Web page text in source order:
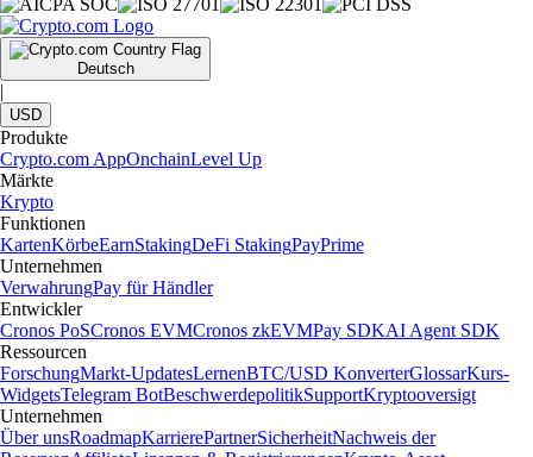
Deutsch
|
USD
Produkte
Crypto.com AppOnchainLevel Up
Märkte
Krypto
Funktionen
KartenKörbeEarnStakingDeFi StakingPayPrime
Unternehmen
VerwahrungPay für Händler
Entwickler
Cronos PoSCronos EVMCronos zkEVMPay SDKAI Agent SDK
Ressourcen
ForschungMarkt-UpdatesLernenBTC/USD KonverterGlossarKurs-
WidgetsTelegram BotBeschwerdepolitikSupportKryptooversigt
Unternehmen
Über unsRoadmapKarrierePartnerSicherheitNachweis der